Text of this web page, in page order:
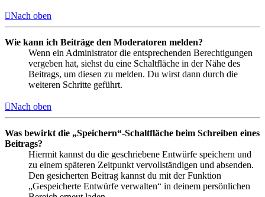
Nach oben
Wie kann ich Beiträge den Moderatoren melden?
Wenn ein Administrator die entsprechenden Berechtigungen
vergeben hat, siehst du eine Schaltfläche in der Nähe des
Beitrags, um diesen zu melden. Du wirst dann durch die
weiteren Schritte geführt.
Nach oben
Was bewirkt die „Speichern“-Schaltfläche beim Schreiben eines
Beitrags?
Hiermit kannst du die geschriebene Entwürfe speichern und
zu einem späteren Zeitpunkt vervollständigen und absenden.
Den gesicherten Beitrag kannst du mit der Funktion
„Gespeicherte Entwürfe verwalten“ in deinem persönlichen